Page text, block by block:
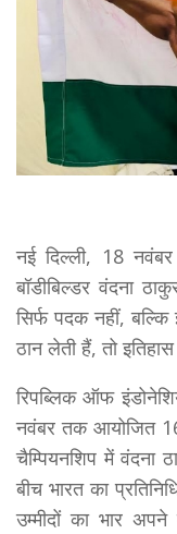
नई दिल्ली, 18
बॉडीबिल्डर वंदना
सिर्फ पदक नहीं,
ठान लेती हैं, तो
रिपब्लिक ऑफ
नवंबर तक आयोजित
चैम्पियनशिप में वंदना
बीच भारत का
उम्मीदों का भार